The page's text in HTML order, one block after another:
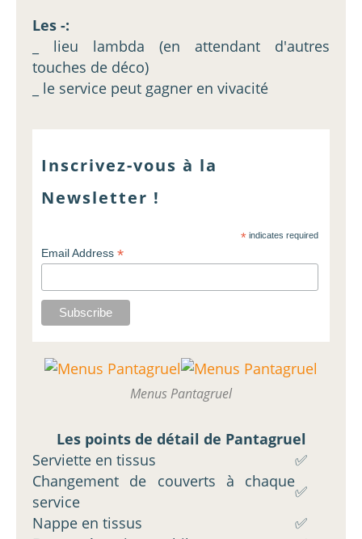
Les -:
_ lieu lambda (en attendant d'autres
touches de déco)
_ le service peut gagner en vivacité
Inscrivez-vous à la
Newsletter !
*indicates required
Email Address*
Menus Pantagruel
Les points de détail de Pantagruel
Serviette en tissus
✅
Changement de couverts à chaque
service
✅
Nappe en tissus
✅